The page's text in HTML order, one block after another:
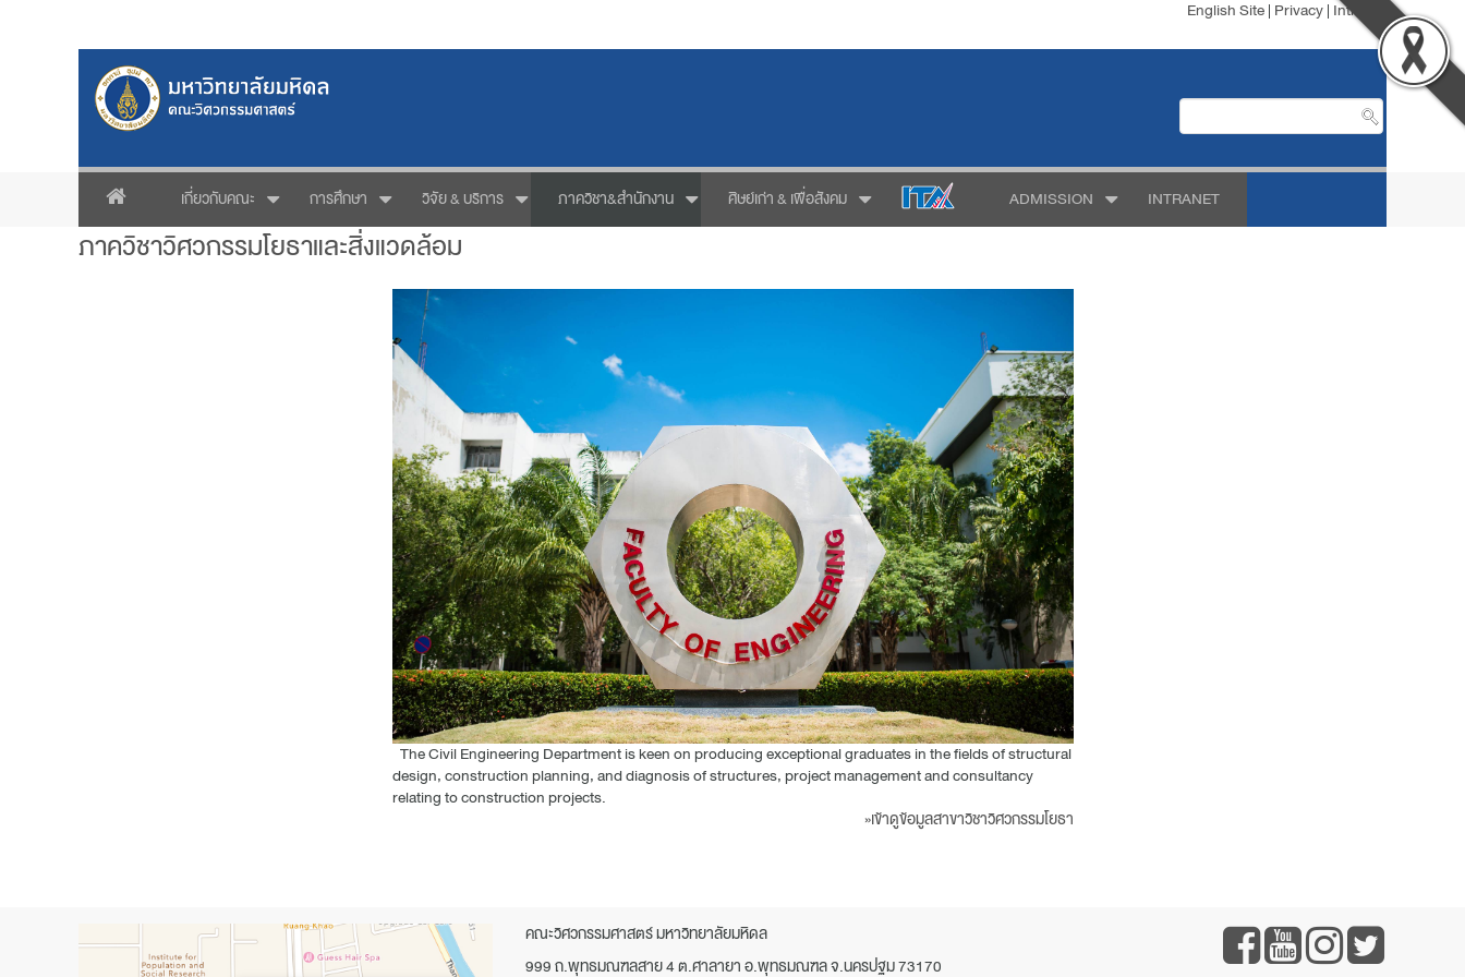
English Site| Privacy| Intranet
เกี่ยวกับคณะ การศึกษา วิจัย & บริการ ภาควิชา&สำนักงาน ศิษย์เก่า & เพื่อสังคม ADMISSION INTRANET
ภาควิชาวิศวกรรมโยธาและสิ่งแวดล้อม
The Civil Engineering Department is keen on producing exceptional graduates in the fields of structural
design, construction planning, and diagnosis of structures, project management and consultancy
relating to construction projects.
»เข้าดูข้อมูลสาขาวิชาวิศวกรรมโยธา
คณะวิศวกรรมศาสตร์ มหาวิทยาลัยมหิดล
999 ถ.พุทธมณฑลสาย 4 ต.ศาลายา อ.พุทธมณฑล จ.นครปฐม 73170